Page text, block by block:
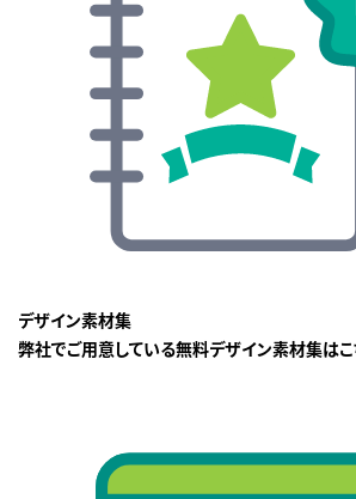
デザイン素材集
弊社でご用意している無料デザイン素材集はこ